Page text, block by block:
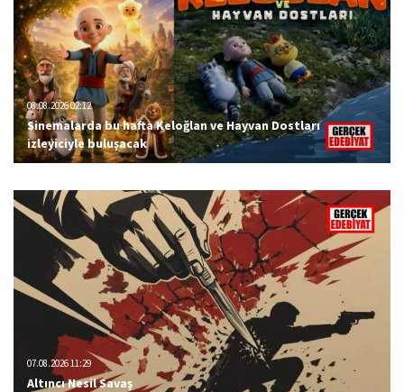
08.08.2026 02:12
Sinemalarda bu hafta Keloğlan ve Hayvan Dostları
izleyiciyle buluşacak
07.08.2026 11:29
Altıncı Nesil Savaş